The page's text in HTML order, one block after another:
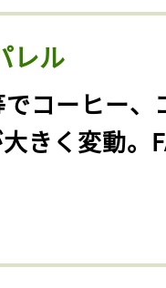
レル
でコーヒー、
きく変動。